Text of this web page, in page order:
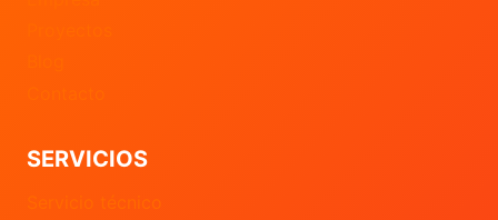
SERVICIOS